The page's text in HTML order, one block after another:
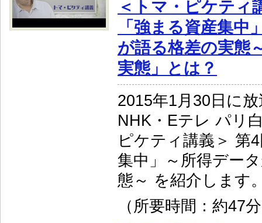
＜トマ・ピケティ
「強まる資産集中
が語る格差の実態
実態」とは？
2015年1月30日に
NHK・Eテレ パリ
ピケティ講義＞ 第
集中」～所得デー
態～ を紹介します
（所要時間：約47